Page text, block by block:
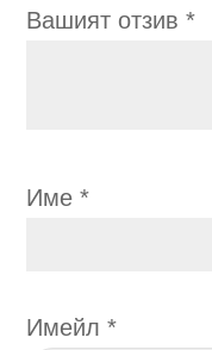
Вашият отзив*
Име*
Имейл*